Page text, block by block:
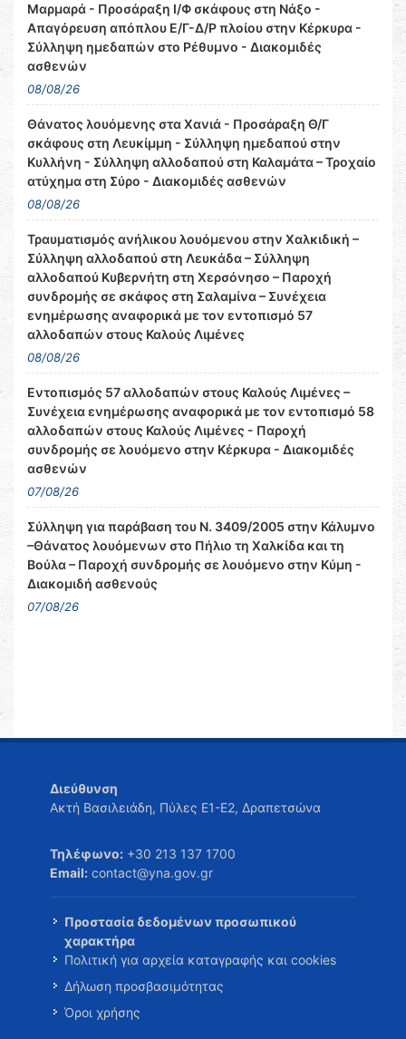
Μαρμαρά - Προσάραξη Ι/Φ σκάφους στη Νάξο -
Απαγόρευση απόπλου Ε/Γ-Δ/Ρ πλοίου στην Κέρκυρα -
Σύλληψη ημεδαπών στο Ρέθυμνο - Διακομιδές
ασθενών
08/08/26
Θάνατος λουόμενης στα Χανιά - Προσάραξη Θ/Γ
σκάφους στη Λευκίμμη - Σύλληψη ημεδαπού στην
Κυλλήνη - Σύλληψη αλλοδαπού στη Καλαμάτα – Τροχαίο
ατύχημα στη Σύρο - Διακομιδές ασθενών
08/08/26
Τραυματισμός ανήλικου λουόμενου στην Χαλκιδική –
Σύλληψη αλλοδαπού στη Λευκάδα – Σύλληψη
αλλοδαπού Κυβερνήτη στη Χερσόνησο – Παροχή
συνδρομής σε σκάφος στη Σαλαμίνα – Συνέχεια
ενημέρωσης αναφορικά με τον εντοπισμό 57
αλλοδαπών στους Καλούς Λιμένες
08/08/26
Εντοπισμός 57 αλλοδαπών στους Καλούς Λιμένες –
Συνέχεια ενημέρωσης αναφορικά με τον εντοπισμό 58
αλλοδαπών στους Καλούς Λιμένες - Παροχή
συνδρομής σε λουόμενο στην Κέρκυρα - Διακομιδές
ασθενών
07/08/26
Σύλληψη για παράβαση του Ν. 3409/2005 στην Κάλυμνο
–Θάνατος λουόμενων στο Πήλιο τη Χαλκίδα και τη
Βούλα – Παροχή συνδρομής σε λουόμενο στην Κύμη -
Διακομιδή ασθενούς
07/08/26
Διεύθυνση
Ακτή Βασιλειάδη, Πύλες Ε1-Ε2, Δραπετσώνα
Τηλέφωνο: +30 213 137 1700
Email: contact@yna.gov.gr
Προστασία δεδομένων προσωπικού
χαρακτήρα
Πολιτική για αρχεία καταγραφής και cookies
Δήλωση προσβασιμότητας
Όροι χρήσης